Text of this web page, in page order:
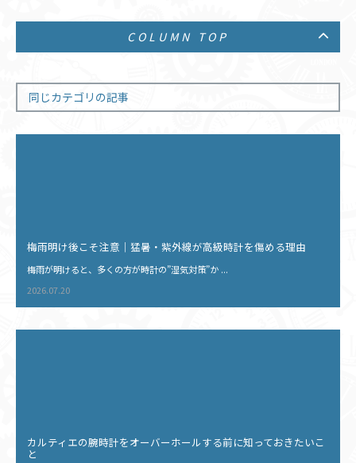
COLUMN TOP
同じカテゴリの記事
梅雨明け後こそ注意｜猛暑・紫外線が高級時計を傷める理由
梅雨が明けると、多くの方が時計の”湿気対策”か ...
2026.07.20
カルティエの腕時計をオーバーホールする前に知っておきたいこ
と